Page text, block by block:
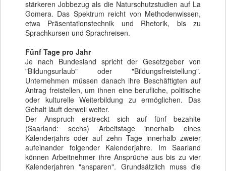
stärkeren Jobbezug als die Naturschutzstudien auf La
Gomera. Das Spektrum reicht von Methodenwissen,
etwa Präsentationstechnik und Rhetorik, bis zu
Sprachkursen und Sprachreisen.
Fünf Tage pro Jahr
Je nach Bundesland spricht der Gesetzgeber von
"Bildungsurlaub" oder "Bildungsfreistellung".
Unternehmen müssen danach ihre Beschäftigten auf
Antrag freistellen, um ihnen eine berufliche, politische
oder kulturelle Weiterbildung zu ermöglichen. Das
Gehalt läuft derweil weiter.
Der Anspruch erstreckt sich auf fünf bezahlte
(Saarland: sechs) Arbeitstage innerhalb eines
Kalenderjahrs oder auf zehn Tage innerhalb zweier
aufeinander folgender Kalenderjahre. Im Saarland
können Arbeitnehmer ihre Ansprüche aus bis zu vier
Kalenderjahren "ansparen". Grundsätzlich muss die